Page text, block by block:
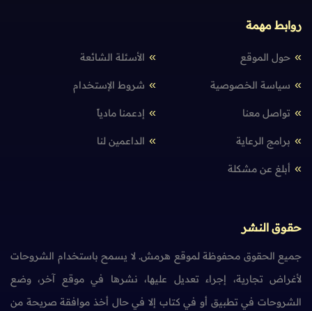
روابط مهمة
حول الموقع الأسئلة الشائعة
سياسة الخصوصية شروط الإستخدام
تواصل معنا إدعمنا مادياً
برامج الرعاية الداعمين لنا
أبلغ عن مشكلة
حقوق النشر
جميع الحقوق محفوظة لموقع هرمش. لا يسمح باستخدام الشروحات
لأغراض تجارية، إجراء تعديل عليها، نشرها في موقع آخر، وضع
الشروحات في تطبيق أو في كتاب إلا في حال أخذ موافقة صريحة من